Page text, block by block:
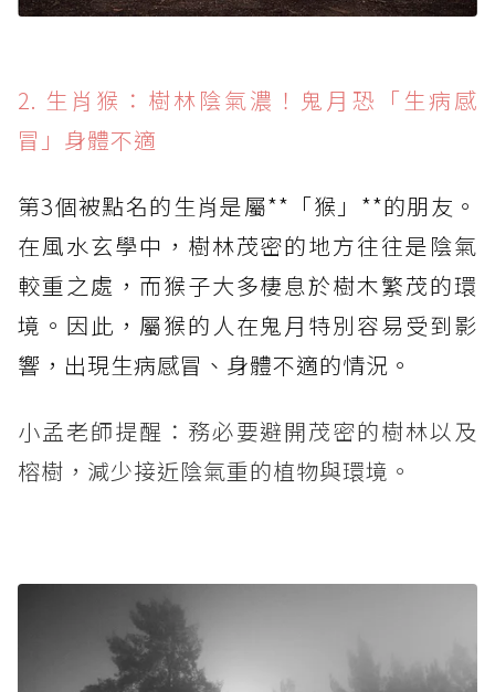
2. 生肖猴：樹林陰氣濃！鬼月恐「生病感
冒」身體不適
第3個被點名的生肖是屬**「猴」**的朋友。
在風水玄學中，樹林茂密的地方往往是陰氣
較重之處，而猴子大多棲息於樹木繁茂的環
境。因此，屬猴的人在鬼月特別容易受到影
響，出現生病感冒、身體不適的情況。
小孟老師提醒：務必要避開茂密的樹林以及
榕樹，減少接近陰氣重的植物與環境。